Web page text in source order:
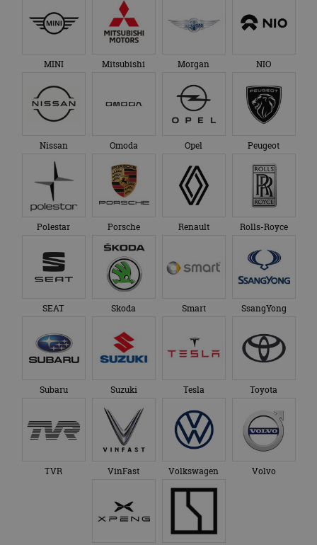
MINI Mitsubishi Morgan NIO
Nissan Omoda Opel Peugeot
Polestar Porsche Renault Rolls-Royce
SEAT Skoda Smart SsangYong
Subaru Suzuki Tesla Toyota
TVR VinFast Volkswagen Volvo